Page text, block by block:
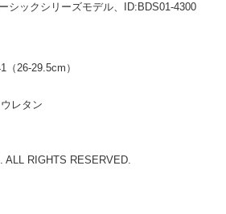
シックシリーズモデル、ID:BDS01-4300
26-29.5cm）
レタン
ALL RIGHTS RESERVED.